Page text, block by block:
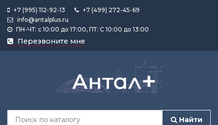
+7 (995) 112-92-13
+7 (499) 272-45-69
info@antalplus.ru
ПН-ЧТ: с 10:00 до 17:00, ПТ: С 10:00 до 13:00
Перезвоните мне
Найти
Каталог
продукции